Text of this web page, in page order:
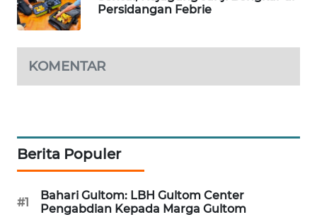
Persidangan Febrie
KOMENTAR
Berita Populer
#1
Bahari Gultom: LBH Gultom Center
Pengabdian Kepada Marga Gultom
ID
NET
MKLI